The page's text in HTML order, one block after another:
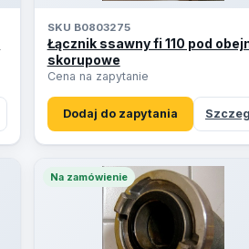
SKU B0803275
Łącznik ssawny fi 110 pod
skorupowe
Cena na zapytanie
Dodaj do zapytania
Na zamówienie